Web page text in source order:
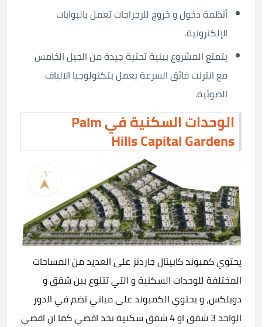
أنظمة دخول و خروج للرجراجات تعمل بالبوابات
الإلكترونية.
يتمتع المشروع ببنية تحتية جيدة من الجيل الخامس
مع انترنت فائق السرعة يعمل بتكنولوجيا الالياف
الضوئية.
الوحدات السكنية في Palm
Hills Capital Gardens
يحتوي كمبوند كابيتال جاردنز على العديد من المساحات
المختلفة للوحدات السكنية و التي تتنوع بين شقق و
دوبلكس، و يحتوي الكمبوند على مباني تضم في الدور
الواحد 3 شقق او 4 شقق سكنية بحد اقصي كما ان اقصي